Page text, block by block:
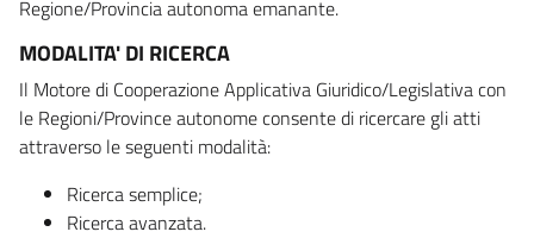
Regione/Provincia autonoma emanante.
MODALITA' DI RICERCA
Il Motore di Cooperazione Applicativa Giuridico/Legislativa con
le Regioni/Province autonome consente di ricercare gli atti
attraverso le seguenti modalità:
Ricerca semplice;
Ricerca avanzata.